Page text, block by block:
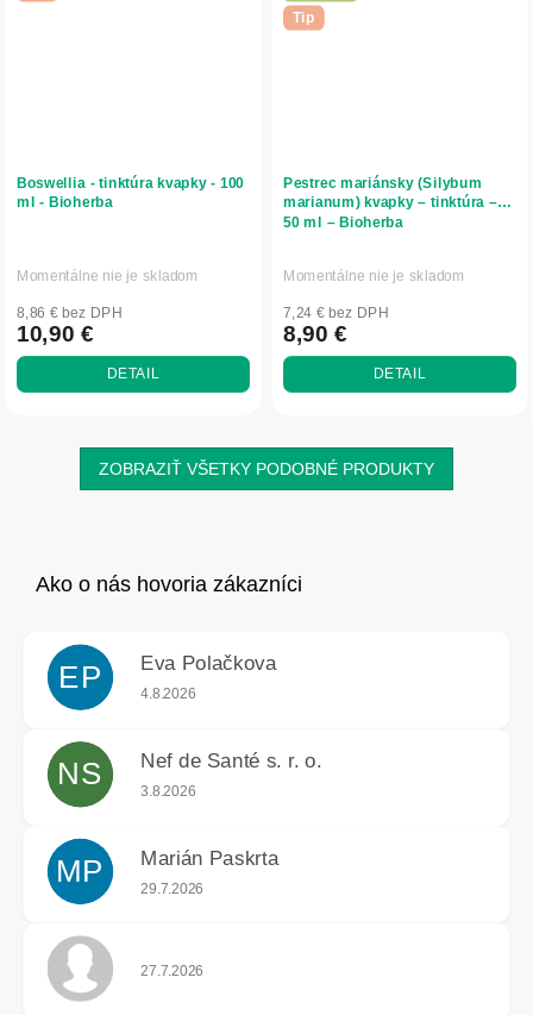
Boswellia - tinktúra kvapky - 100
ml - Bioherba
Momentálne nie je skladom
8,86 € bez DPH
10,90 €
DETAIL
Tip
Pestrec mariánsky (Silybum
marianum) kvapky – tinktúra –
50 ml – Bioherba
Momentálne nie je skladom
7,24 € bez DPH
8,90 €
DETAIL
ZOBRAZIŤ VŠETKY PODOBNÉ PRODUKTY
EP Eva Polačkova
Hodnotenie obchodu je 5 z 5 hviezdičiek.
4.8.2026
NS Nef de Santé s. r. o.
Hodnotenie obchodu je 5 z 5 hviezdičiek.
3.8.2026
MP Marián Paskrta
Hodnotenie obchodu je 5 z 5 hviezdičiek.
29.7.2026
Hodnotenie obchodu je 5 z 5 hviezdičiek.
27.7.2026